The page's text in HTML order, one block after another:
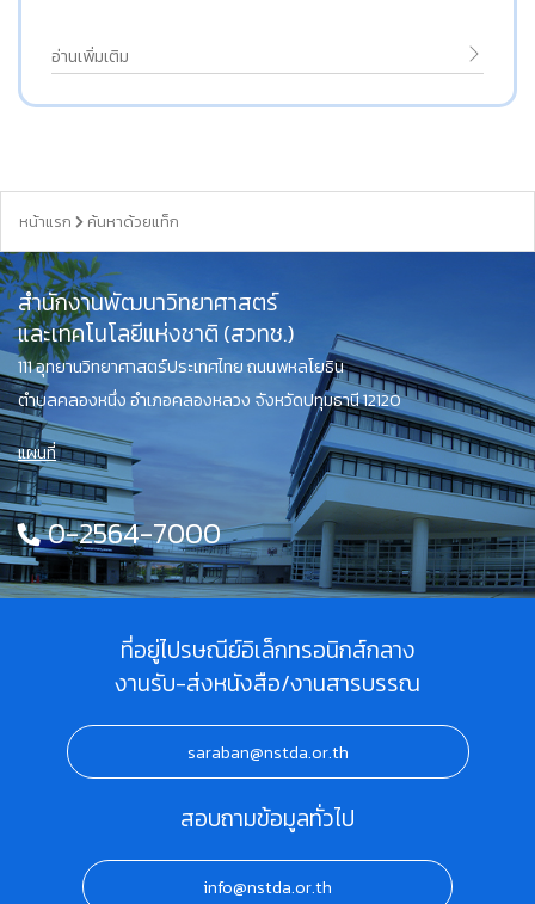
อ่านเพิ่มเติม
หน้าแรก ค้นหาด้วยแท็ก
สำนักงานพัฒนาวิทยาศาสตร์
และเทคโนโลยีแห่งชาติ (สวทช.)
111 อุทยานวิทยาศาสตร์ประเทศไทย ถนนพหลโยธิน
ตำบลคลองหนึ่ง อำเภอคลองหลวง จังหวัดปทุมธานี 12120
แผนที่
0-2564-7000
ที่อยู่ไปรษณีย์อิเล็กทรอนิกส์กลาง
งานรับ-ส่งหนังสือ/งานสารบรรณ
saraban@nstda.or.th
สอบถามข้อมูลทั่วไป
info@nstda.or.th